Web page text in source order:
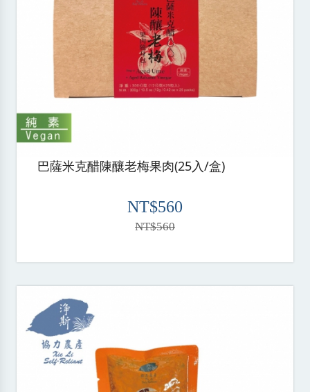
巴薩米克醋陳釀老梅果肉(25入/盒)
NT$560
NT$560